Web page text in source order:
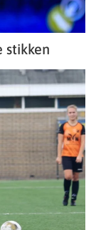
stikken